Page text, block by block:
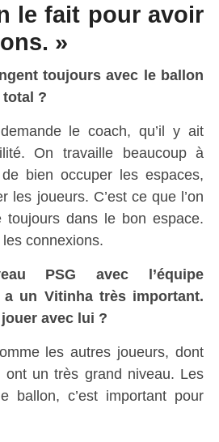
le fait pour avoir
»
toujours avec le ballon
total ?
le coach, qu’il y ait
On travaille beaucoup à
de bien occuper les espaces,
les joueurs. C’est ce que l’on
toujours dans le bon espace.
connexions.
PSG avec l’équipe
a un Vitinha très important.
avec lui ?
les autres joueurs, dont
ont un très grand niveau. Les
ballon, c’est important pour